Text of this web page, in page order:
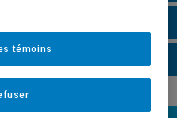
témoins